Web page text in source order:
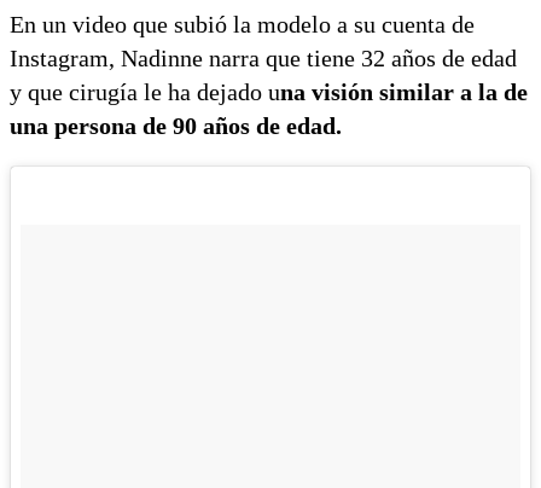
En un video que subió la modelo a su cuenta de
Instagram, Nadinne narra que tiene 32 años de edad
y que cirugía le ha dejado una visión similar a la de
una persona de 90 años de edad.